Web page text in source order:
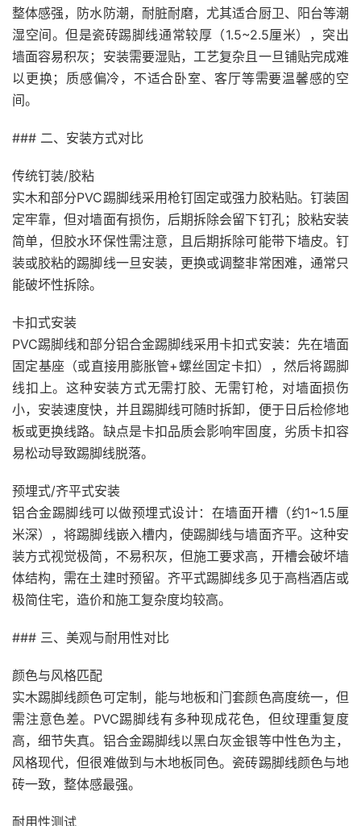
整体感强，防水防潮，耐脏耐磨，尤其适合厨卫、阳台等潮
湿空间。但是瓷砖踢脚线通常较厚（1.5~2.5厘米），突出
墙面容易积灰；安装需要湿贴，工艺复杂且一旦铺贴完成难
以更换；质感偏冷，不适合卧室、客厅等需要温馨感的空
间。
### 二、安装方式对比
传统钉装/胶粘
实木和部分PVC踢脚线采用枪钉固定或强力胶粘贴。钉装固
定牢靠，但对墙面有损伤，后期拆除会留下钉孔；胶粘安装
简单，但胶水环保性需注意，且后期拆除可能带下墙皮。钉
装或胶粘的踢脚线一旦安装，更换或调整非常困难，通常只
能破坏性拆除。
卡扣式安装
PVC踢脚线和部分铝合金踢脚线采用卡扣式安装：先在墙面
固定基座（或直接用膨胀管+螺丝固定卡扣），然后将踢脚
线扣上。这种安装方式无需打胶、无需钉枪，对墙面损伤
小，安装速度快，并且踢脚线可随时拆卸，便于日后检修地
板或更换线路。缺点是卡扣品质会影响牢固度，劣质卡扣容
易松动导致踢脚线脱落。
预埋式/齐平式安装
铝合金踢脚线可以做预埋式设计：在墙面开槽（约1~1.5厘
米深），将踢脚线嵌入槽内，使踢脚线与墙面齐平。这种安
装方式视觉极简，不易积灰，但施工要求高，开槽会破坏墙
体结构，需在土建时预留。齐平式踢脚线多见于高档酒店或
极简住宅，造价和施工复杂度均较高。
### 三、美观与耐用性对比
颜色与风格匹配
实木踢脚线颜色可定制，能与地板和门套颜色高度统一，但
需注意色差。PVC踢脚线有多种现成花色，但纹理重复度
高，细节失真。铝合金踢脚线以黑白灰金银等中性色为主，
风格现代，但很难做到与木地板同色。瓷砖踢脚线颜色与地
砖一致，整体感最强。
耐用性测试